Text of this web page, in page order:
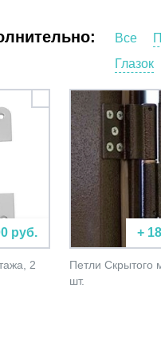
Все
Глазок
руб.
2
+
Петли Скрытого
шт.